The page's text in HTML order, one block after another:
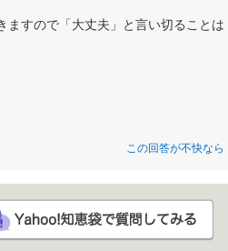
すので「大丈夫」と言い切ることは
この回答が不快なら